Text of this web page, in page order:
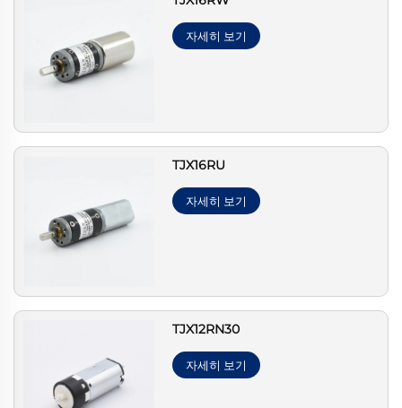
자세히 보기
TJX16RU
자세히 보기
TJX12RN30
자세히 보기